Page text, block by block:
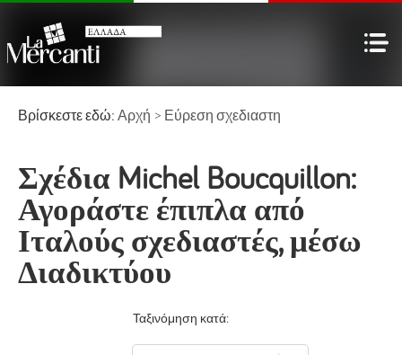
Βρίσκεστε εδώ: Αρχή > Εύρεση σχεδιαστη
Σχέδια Michel Boucquillon:
Αγοράστε έπιπλα από
Ιταλούς σχεδιαστές, μέσω
Διαδικτύου
Ταξινόμηση κατά: